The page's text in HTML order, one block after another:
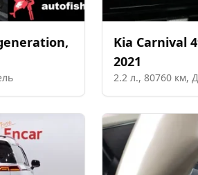
,
Kia Carnival
2021
2.2 л., 80760 км,